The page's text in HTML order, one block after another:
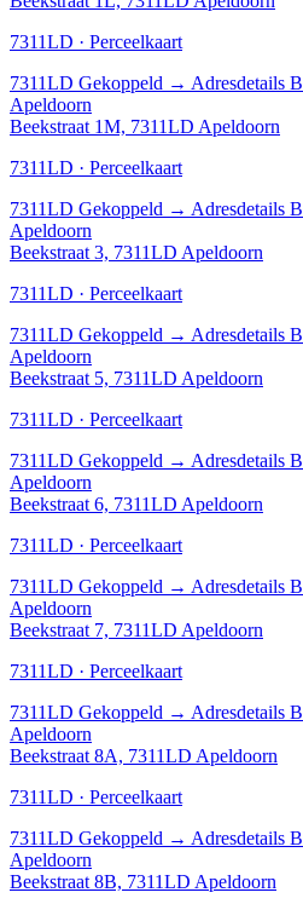
7311LD · Perceelkaart
7311LD Gekoppeld → Adresdetails
Apeldoorn
Beekstraat 1M, 7311LD Apeldoorn
7311LD · Perceelkaart
7311LD Gekoppeld → Adresdetails
Apeldoorn
Beekstraat 3, 7311LD Apeldoorn
7311LD · Perceelkaart
7311LD Gekoppeld → Adresdetails
Apeldoorn
Beekstraat 5, 7311LD Apeldoorn
7311LD · Perceelkaart
7311LD Gekoppeld → Adresdetails
Apeldoorn
Beekstraat 6, 7311LD Apeldoorn
7311LD · Perceelkaart
7311LD Gekoppeld → Adresdetails
Apeldoorn
Beekstraat 7, 7311LD Apeldoorn
7311LD · Perceelkaart
7311LD Gekoppeld → Adresdetails
Apeldoorn
Beekstraat 8A, 7311LD Apeldoorn
7311LD · Perceelkaart
7311LD Gekoppeld → Adresdetails
Apeldoorn
Beekstraat 8B, 7311LD Apeldoorn